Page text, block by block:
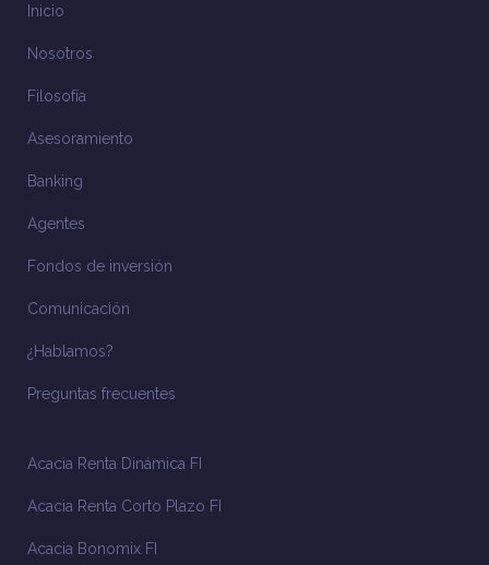
Inicio
Nosotros
Filosofía
Asesoramiento
Banking
Agentes
Fondos de inversión
Comunicación
¿Hablamos?
Preguntas frecuentes
Acacia Renta Dinámica FI
Acacia Renta Corto Plazo FI
Acacia Bonomix FI